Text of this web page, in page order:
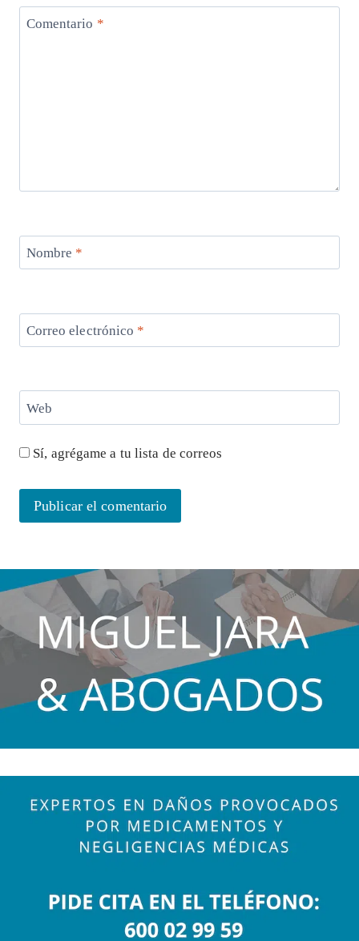
Comentario *
Nombre *
Correo electrónico *
Web
Sí, agrégame a tu lista de correos